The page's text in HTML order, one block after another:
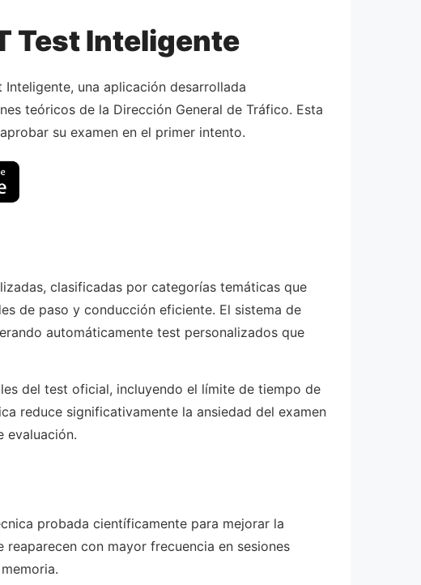
Test Inteligente
una aplicación desarrollada
teóricos de la Dirección General de Tráfico. Esta
su examen en el primer intento.
clasificadas por categorías temáticas que
de paso y conducción eficiente. El sistema de
automáticamente test personalizados que
del test oficial, incluyendo el límite de tiempo de
reduce significativamente la ansiedad del examen
evaluación.
probada científicamente para mejorar la
con mayor frecuencia en sesiones